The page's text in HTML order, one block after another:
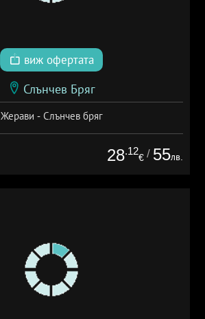
виж офертата
Слънчев Бряг
Жерави - Слънчев бряг
28.12
€ / 55лв.